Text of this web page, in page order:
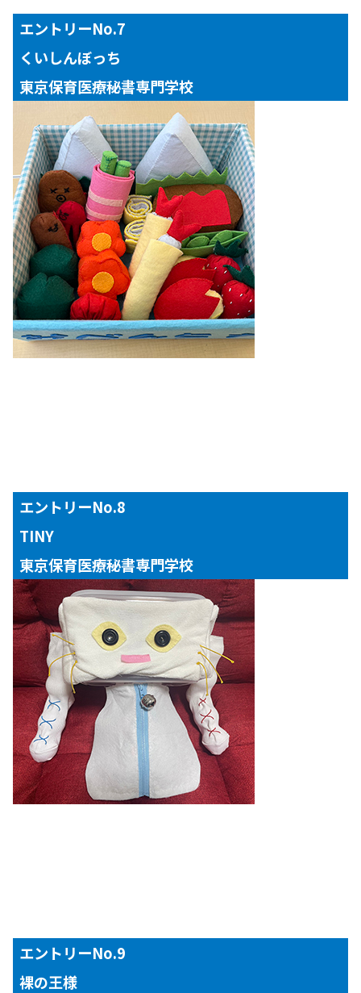
【対象年齢】
エントリーNo.7
くいしんぼっち
東京保育医療秘書専門学校
【対象年齢】１～３歳児
エントリーNo.8
TINY
東京保育医療秘書専門学校
エントリーNo.9
裸の王様